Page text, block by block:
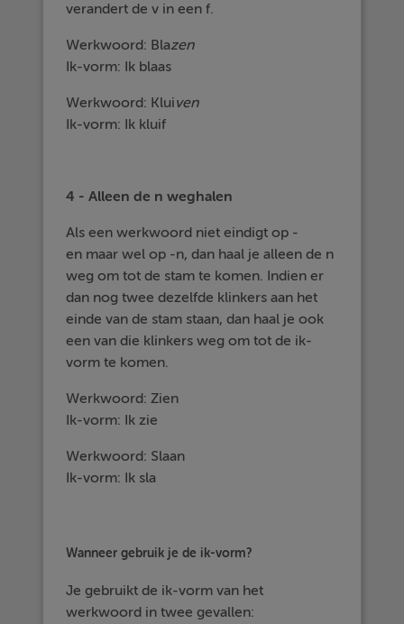
verandert de v in een f.
Werkwoord: Blazen
Ik-vorm: Ik blaas
Werkwoord: Kluiven
Ik-vorm: Ik kluif
4 - Alleen de n weghalen
Als een werkwoord niet eindigt op -
en maar wel op -n, dan haal je alleen de n
weg om tot de stam te komen. Indien er
dan nog twee dezelfde klinkers aan het
einde van de stam staan, dan haal je ook
een van die klinkers weg om tot de ik-
vorm te komen.
Werkwoord: Zien
Ik-vorm: Ik zie
Werkwoord: Slaan
Ik-vorm: Ik sla
Wanneer gebruik je de ik-vorm?
Je gebruikt de ik-vorm van het
werkwoord in twee gevallen: